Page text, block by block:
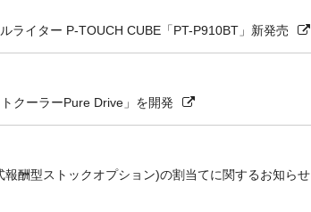
ライター P-TOUCH CUBE「PT-P910BT」新発売
クーラーPure Drive」を開発
酬型ストックオプション)の割当てに関するお知らせ